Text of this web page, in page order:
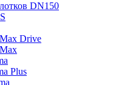
DN150
Drive
Plus